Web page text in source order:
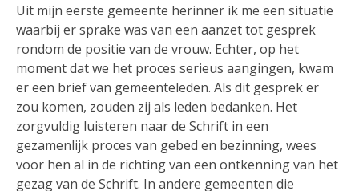
Uit mijn eerste gemeente herinner ik me een situatie
waarbij er sprake was van een aanzet tot gesprek
rondom de positie van de vrouw. Echter, op het
moment dat we het proces serieus aangingen, kwam
er een brief van gemeenteleden. Als dit gesprek er
zou komen, zouden zij als leden bedanken. Het
zorgvuldig luisteren naar de Schrift in een
gezamenlijk proces van gebed en bezinning, wees
voor hen al in de richting van een ontkenning van het
gezag van de Schrift. In andere gemeenten die